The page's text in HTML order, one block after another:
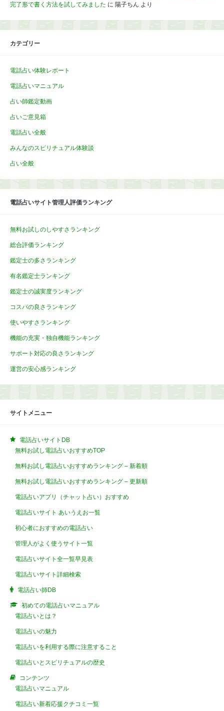
完了形で書く方法を試してみました に 陽子ちん より
カテゴリー
電話占い体験レポート
電話占いマニュアル
占い師鑑定動画
占いご意見箱
電話占い全般
みんなのスピリチュアル体験談
占い全般
電話占いサイト管理人評価ランキング
無料お試しのしやすさランキング
総合評価ランキング
鑑定士の多さランキング
有名鑑定士ランキング
鑑定士の誠実度ランキング
コスパの良さランキング
使いやすさランキング
機能の充実・独自機能ランキング
サポート対応の良さランキング
運営の安心感ランキング
サイトメニュー
電話占いサイトDB
無料お試し電話占いおすすめTOP
無料お試し電話占いおすすめランキング – 新着順
無料お試し電話占いおすすめランキング – 更新順
電話占いアプリ（チャット占い）おすすめ
電話占いサイト あいうえお一覧
初心者におすすめの電話占い
管理人がよく使うサイト一覧
電話占いサイト全一覧早見表
電話占いサイト詳細検索
電話占い師DB
初めての電話占いマニュアル
電話占いとは？
電話占いの魅力
電話占いを利用する際に注意すること
電話占いとスピリチュアルの歴史
コンテンツ
電話占いマニュアル
電話占い新着応援クチコミ一覧